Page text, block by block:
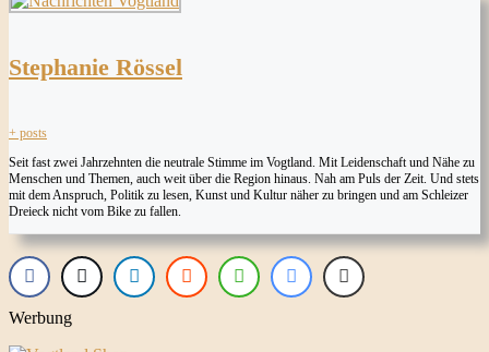
Stephanie Rössel
+ posts
Seit fast zwei Jahrzehnten die neutrale Stimme im Vogtland. Mit Leidenschaft und Nähe zu
Menschen und Themen, auch weit über die Region hinaus. Nah am Puls der Zeit. Und stets
mit dem Anspruch, Politik zu lesen, Kunst und Kultur näher zu bringen und am Schleizer
Dreieck nicht vom Bike zu fallen.
Werbung